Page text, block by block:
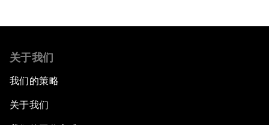
关于我们
我们的策略
关于我们